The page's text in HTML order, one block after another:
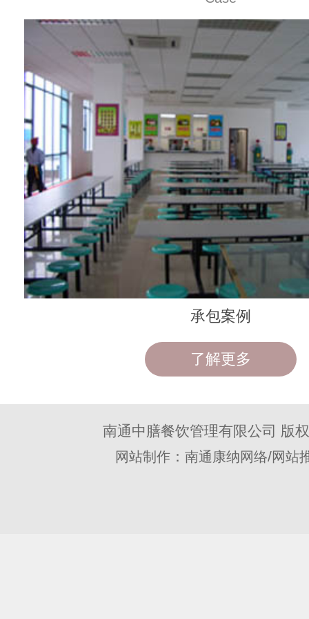
承包案例
了解更多
南通中膳餐饮管理有限公司 版
网站制作： 南通康纳网络/网站